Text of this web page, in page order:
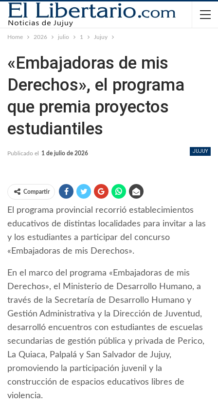
Home 2026 julio 1 Jujuy
«Embajadoras de mis
Derechos», el programa
que premia proyectos
estudiantiles
JUJUY
Publicado el 1 de julio de 2026
Compartir
El programa provincial recorrió establecimientos
educativos de distintas localidades para invitar a las
y los estudiantes a participar del concurso
«Embajadoras de mis Derechos».
En el marco del programa «Embajadoras de mis
Derechos», el Ministerio de Desarrollo Humano, a
través de la Secretaría de Desarrollo Humano y
Gestión Administrativa y la Dirección de Juventud,
desarrolló encuentros con estudiantes de escuelas
secundarias de gestión pública y privada de Perico,
La Quiaca, Palpalá y San Salvador de Jujuy,
promoviendo la participación juvenil y la
construcción de espacios educativos libres de
violencia.